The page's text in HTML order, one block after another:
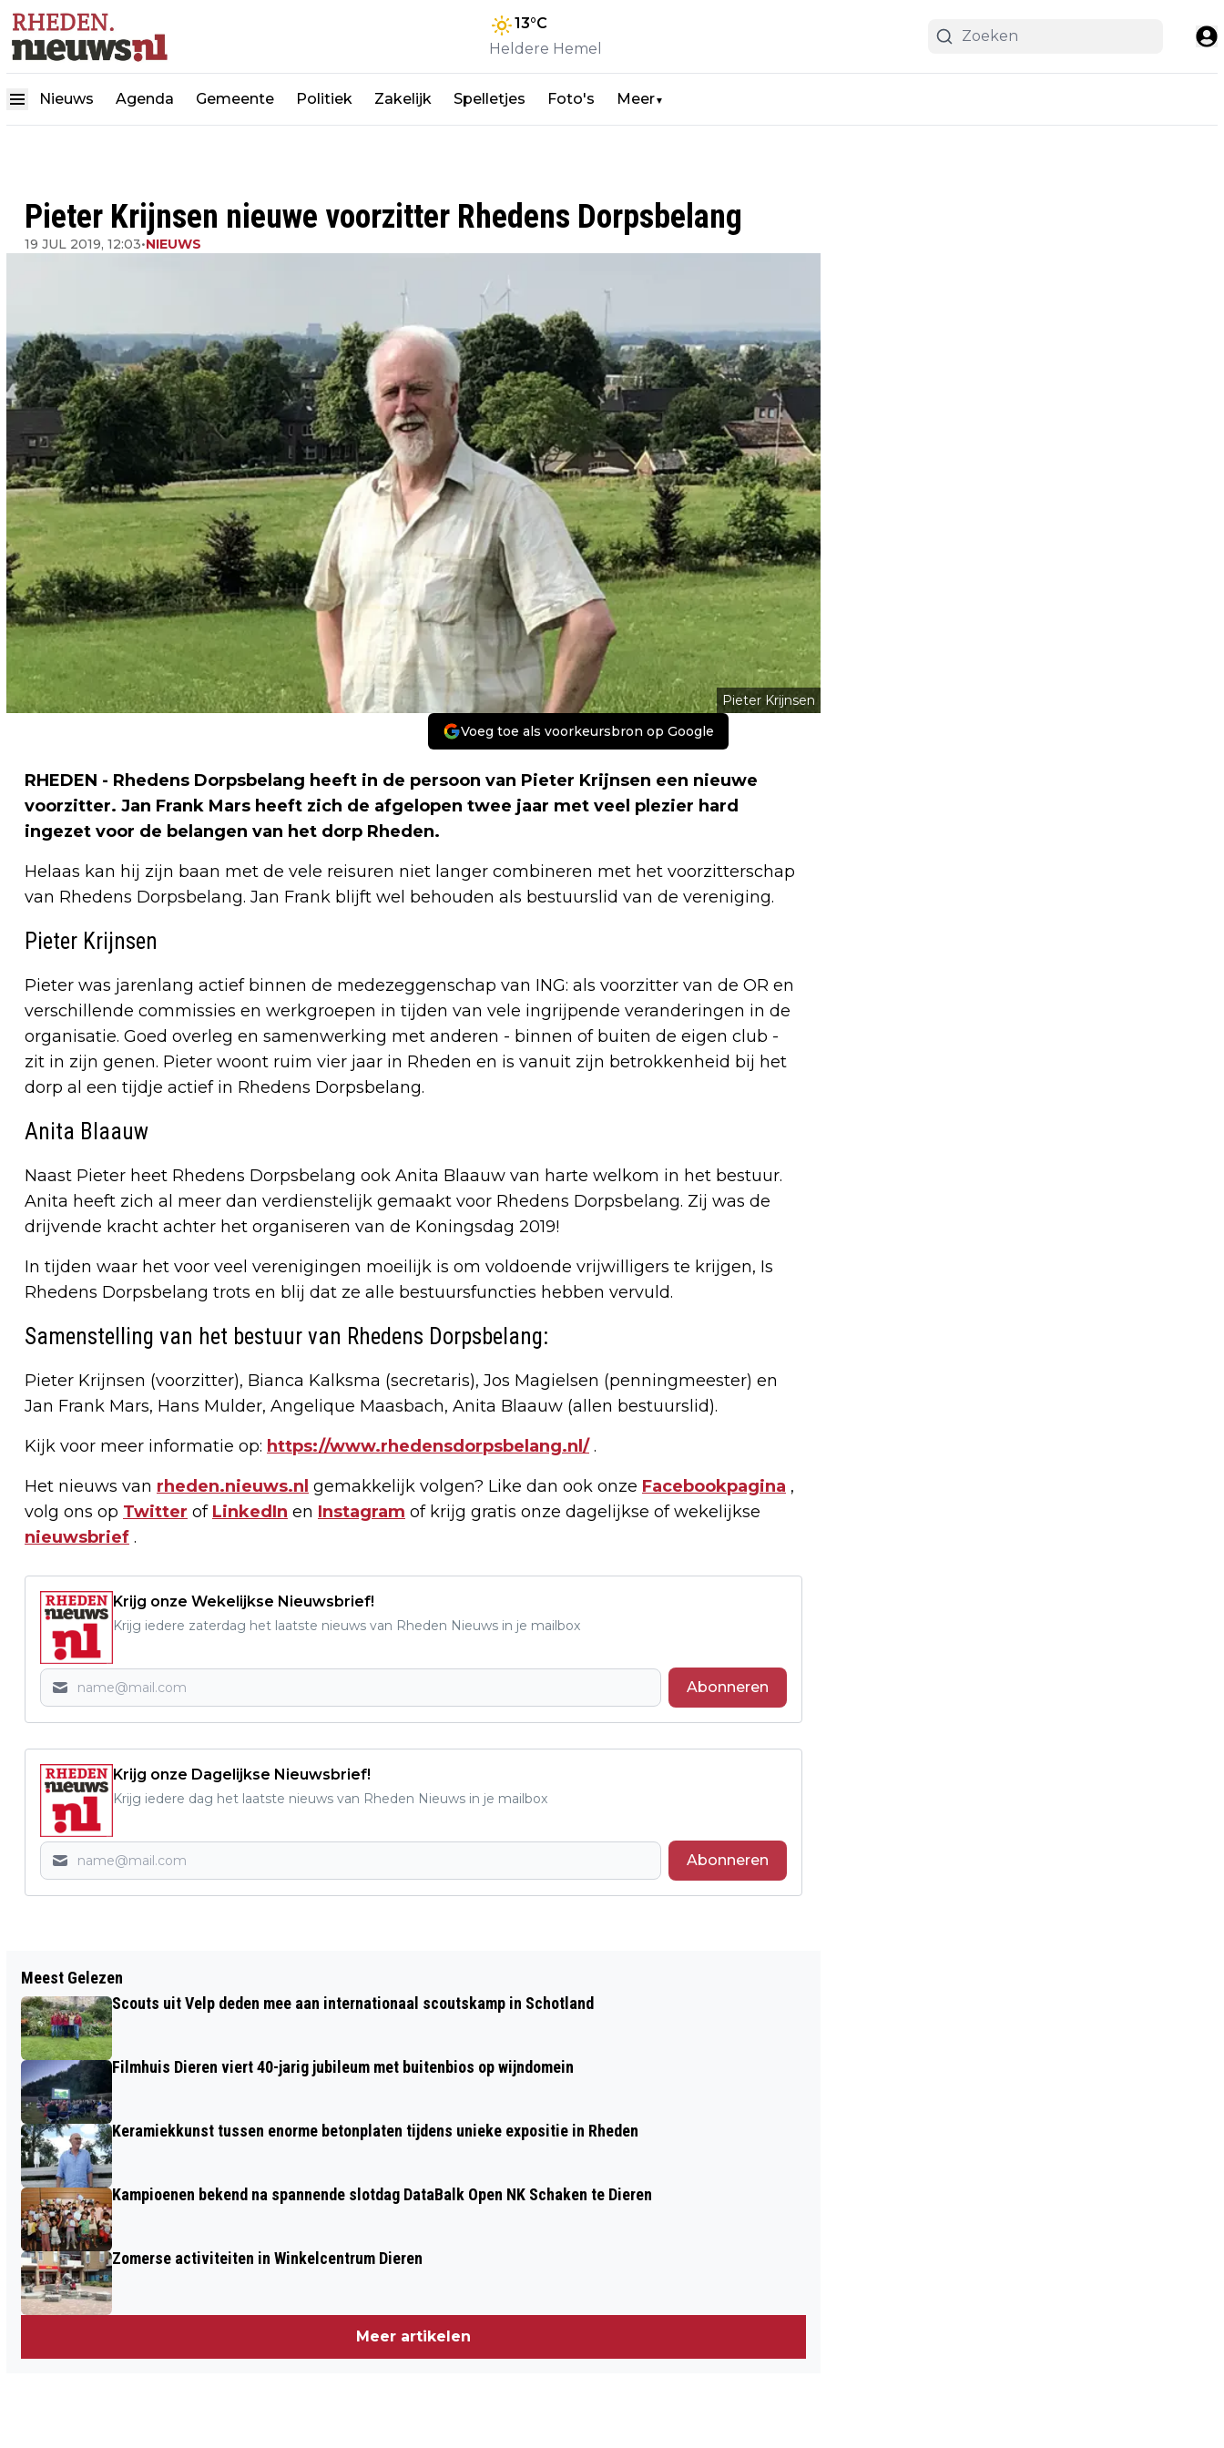
13°C
Heldere Hemel
Nieuws Agenda Gemeente Politiek Zakelijk Spelletjes Foto's Meer▼
Pieter Krijnsen nieuwe voorzitter Rhedens Dorpsbelang
19 JUL 2019, 12:03•NIEUWS
Pieter Krijnsen
Voeg toe als voorkeursbron op Google
RHEDEN - Rhedens Dorpsbelang heeft in de persoon van Pieter Krijnsen een nieuwe
voorzitter. Jan Frank Mars heeft zich de afgelopen twee jaar met veel plezier hard
ingezet voor de belangen van het dorp Rheden.
Helaas kan hij zijn baan met de vele reisuren niet langer combineren met het voorzitterschap
van Rhedens Dorpsbelang. Jan Frank blijft wel behouden als bestuurslid van de vereniging.
Pieter Krijnsen
Pieter was jarenlang actief binnen de medezeggenschap van ING: als voorzitter van de OR en
verschillende commissies en werkgroepen in tijden van vele ingrijpende veranderingen in de
organisatie. Goed overleg en samenwerking met anderen - binnen of buiten de eigen club -
zit in zijn genen. Pieter woont ruim vier jaar in Rheden en is vanuit zijn betrokkenheid bij het
dorp al een tijdje actief in Rhedens Dorpsbelang.
Anita Blaauw
Naast Pieter heet Rhedens Dorpsbelang ook Anita Blaauw van harte welkom in het bestuur.
Anita heeft zich al meer dan verdienstelijk gemaakt voor Rhedens Dorpsbelang. Zij was de
drijvende kracht achter het organiseren van de Koningsdag 2019!
In tijden waar het voor veel verenigingen moeilijk is om voldoende vrijwilligers te krijgen, Is
Rhedens Dorpsbelang trots en blij dat ze alle bestuursfuncties hebben vervuld.
Samenstelling van het bestuur van Rhedens Dorpsbelang:
Pieter Krijnsen (voorzitter), Bianca Kalksma (secretaris), Jos Magielsen (penningmeester) en
Jan Frank Mars, Hans Mulder, Angelique Maasbach, Anita Blaauw (allen bestuurslid).
Kijk voor meer informatie op: https://www.rhedensdorpsbelang.nl/.
Het nieuws van rheden.nieuws.nl gemakkelijk volgen? Like dan ook onze Facebookpagina ,
volg ons op Twitter of LinkedIn en Instagram of krijg gratis onze dagelijkse of wekelijkse
nieuwsbrief .
Krijg onze Wekelijkse Nieuwsbrief!
Krijg iedere zaterdag het laatste nieuws van Rheden Nieuws in je mailbox
Abonneren
Krijg onze Dagelijkse Nieuwsbrief!
Krijg iedere dag het laatste nieuws van Rheden Nieuws in je mailbox
Abonneren
27 JONGE FLUITISTEN WAARONDER
SARAH VAN DER LIJKE GAAN WEEK
STUDEREN OP LANDGOED RHEDEROORD
'RHEDEN IN OORLOGSTIJD' OP ZOEK
Meest Gelezen
Scouts uit Velp deden mee aan internationaal scoutskamp in Schotland
Filmhuis Dieren viert 40-jarig jubileum met buitenbios op wijndomein
Keramiekkunst tussen enorme betonplaten tijdens unieke expositie in Rheden
Kampioenen bekend na spannende slotdag DataBalk Open NK Schaken te Dieren
Zomerse activiteiten in Winkelcentrum Dieren
Meer artikelen